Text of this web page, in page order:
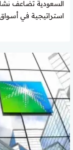
السعودية تضاعف
استراتيجية في